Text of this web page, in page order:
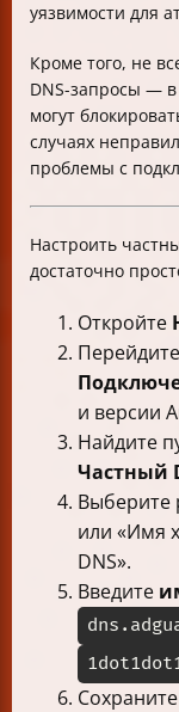
уязвимости для
Кроме того, не
DNS-запросы —
могут
случаях
проблемы с
Настроить
достаточно
Откройте
и версии
Найдите
Частный
Выберите
или «Имя
DNS».
Введите